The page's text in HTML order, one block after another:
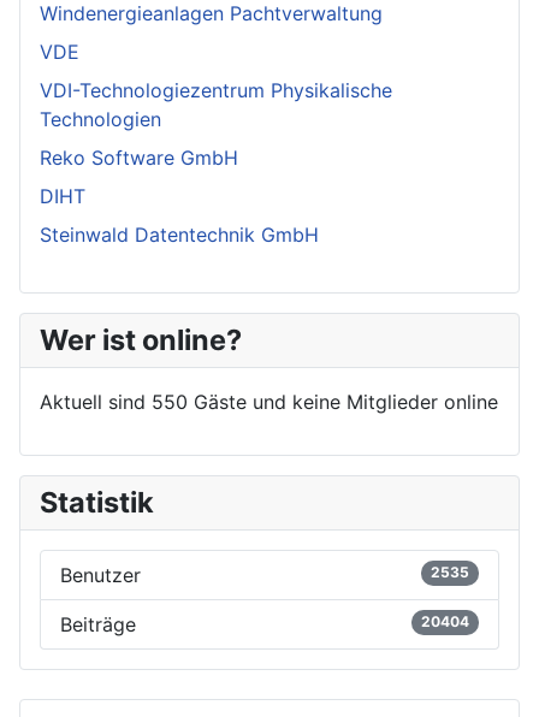
Windenergieanlagen Pachtverwaltung
VDE
VDI-Technologiezentrum Physikalische
Technologien
Reko Software GmbH
DIHT
Steinwald Datentechnik GmbH
Wer ist online?
Aktuell sind 550 Gäste und keine Mitglieder online
Statistik
Benutzer 2535
Beiträge 20404